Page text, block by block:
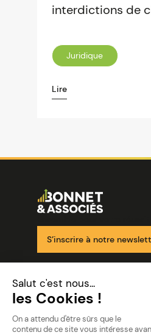
interdictions de
Juridique
Lire
Image
S’inscrire à notre
Nos solutions
Nos cabinets
Mon espace client